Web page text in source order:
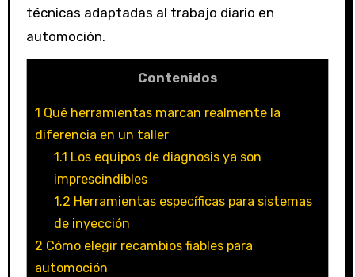
técnicas adaptadas al trabajo diario en
automoción.
Contenidos
1 Qué herramientas marcan realmente la
diferencia en un taller
1.1 Los equipos de diagnosis ya son
imprescindibles
1.2 Herramientas específicas para sistemas
de inyección
2 Cómo elegir recambios fiables para
automoción